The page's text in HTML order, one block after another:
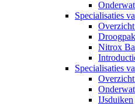
Specialisaties
Nitrox
Specialisaties
IJsduiken